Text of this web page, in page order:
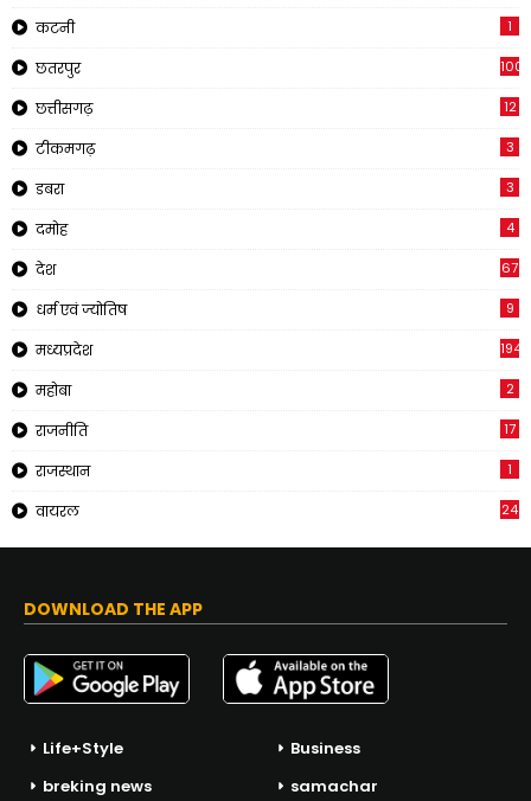
कटनी 1
छतरपुर 1001
छत्तीसगढ़ 12
टीकमगढ़ 3
डबरा 3
दमोह 4
देश 67
धर्म एवं ज्योतिष 9
मध्यप्रदेश 194
महोबा 2
राजनीति 17
राजस्थान 1
वायरल 24
DOWNLOAD THE APP
Life+Style
Business
breking news
samachar